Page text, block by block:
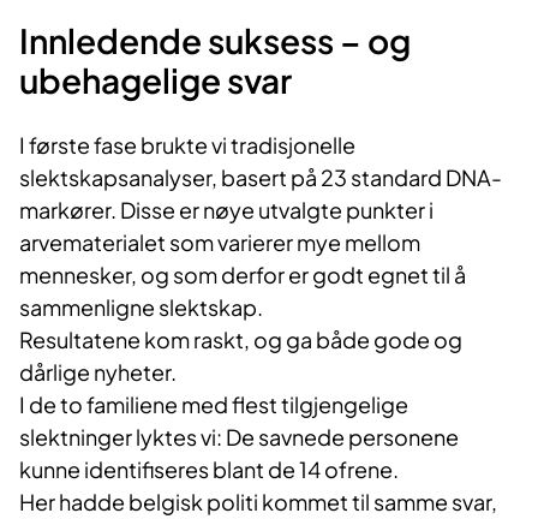
Innledende suksess – og
ubehagelige svar
I første fase brukte vi tradisjonelle
slektskapsanalyser, basert på 23 standard DNA-
markører. Disse er nøye utvalgte punkter i
arvematerialet som varierer mye mellom
mennesker, og som derfor er godt egnet til å
sammenligne slektskap.
Resultatene kom raskt, og ga både gode og
dårlige nyheter.
I de to familiene med flest tilgjengelige
slektninger lyktes vi: De savnede personene
kunne identifiseres blant de 14 ofrene.
Her hadde belgisk politi kommet til samme svar,